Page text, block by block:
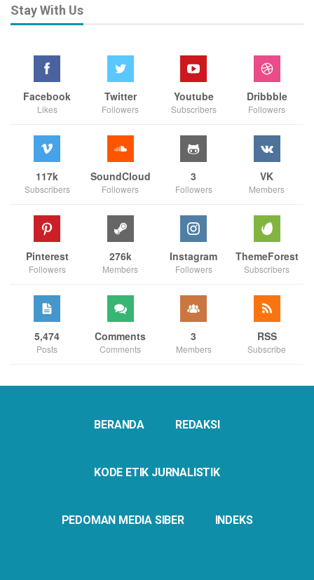
Stay With Us
Facebook
Likes
Twitter
Followers
Youtube
Subscribers
Dribbble
Followers
117k
Subscribers
SoundCloud
Followers
3
Followers
VK
Members
Pinterest
Followers
276k
Members
Instagram
Followers
ThemeForest
Subscribers
5,474
Posts
Comments
Comments
3
Members
RSS
Subscribe
BERANDA REDAKSI
KODE ETIK JURNALISTIK
PEDOMAN MEDIA SIBER INDEKS